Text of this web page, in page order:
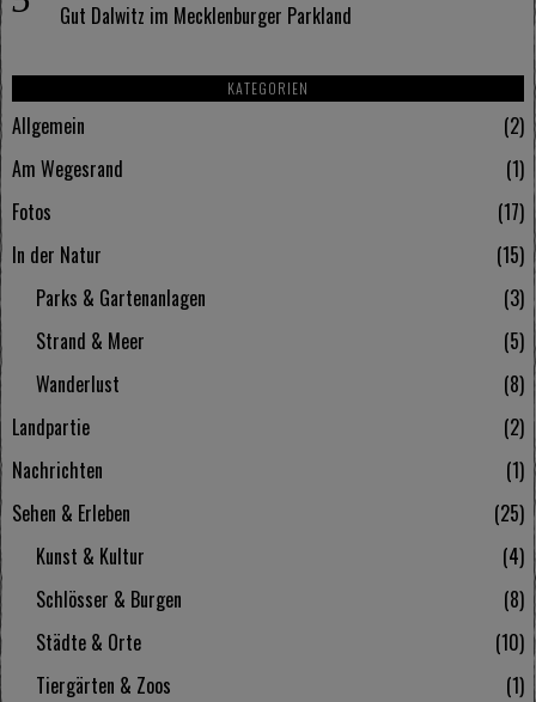
Gut Dalwitz im Mecklenburger Parkland
KATEGORIEN
Allgemein
2
Am Wegesrand
1
Fotos
17
In der Natur
15
Parks & Gartenanlagen
3
Strand & Meer
5
Wanderlust
8
Landpartie
2
Nachrichten
1
Sehen & Erleben
25
Kunst & Kultur
4
Schlösser & Burgen
8
Städte & Orte
10
Tiergärten & Zoos
1